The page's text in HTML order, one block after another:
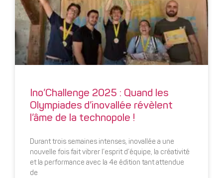
Ino’Challenge 2025 : Quand les
Olympiades d’inovallée révèlent
l’âme de la technopole !
Durant trois semaines intenses, inovallée a une
nouvelle fois fait vibrer l’esprit d’équipe, la créativité
et la performance avec la 4e édition tant attendue
de